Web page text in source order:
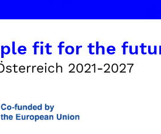
fit for the
2021-2027